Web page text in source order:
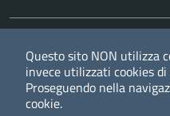
TwitterFacebookYouTubeRSS
Questo sito NON utilizza
invece utilizzati cookies
Proseguendo nella
cookie.